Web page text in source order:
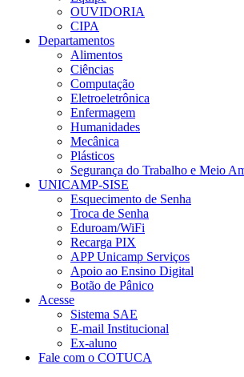
OUVIDORIA
CIPA
Departamentos
Alimentos
Ciências
Computação
Eletroeletrônica
Enfermagem
Humanidades
Mecânica
Plásticos
Segurança do Trabalho e Meio
UNICAMP-SISE
Esquecimento de Senha
Troca de Senha
Eduroam/WiFi
Recarga PIX
APP Unicamp Serviços
Apoio ao Ensino Digital
Botão de Pânico
Acesse
Sistema SAE
E-mail Institucional
Ex-aluno
Fale com o COTUCA